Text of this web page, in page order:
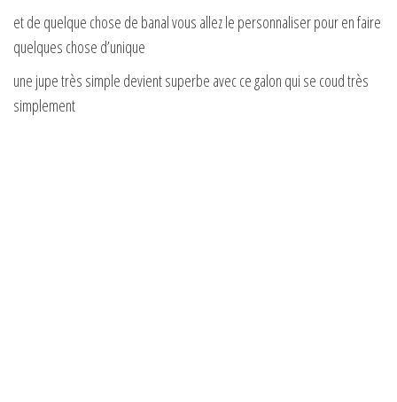
et de quelque chose de banal vous allez le personnaliser pour en faire
quelques chose d’unique
une jupe très simple devient superbe avec ce galon qui se coud très
simplement